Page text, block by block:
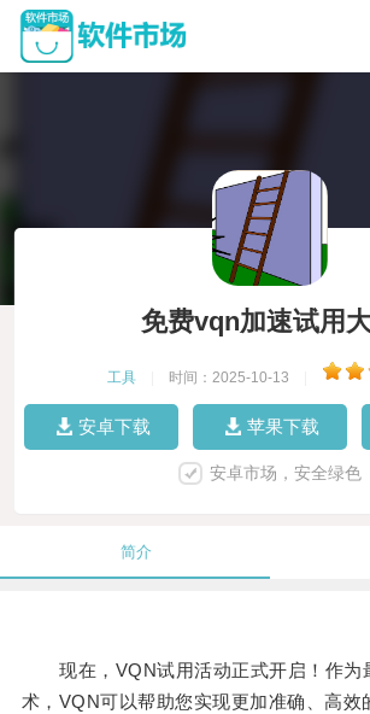
免费vqn加速试用
工具 时间：2025-10-13
安卓下载 苹果下载
安卓市场，安全绿色
简介
现在，VQN试用活动正式开启！作为
术，VQN可以帮助您实现更加准确、高效